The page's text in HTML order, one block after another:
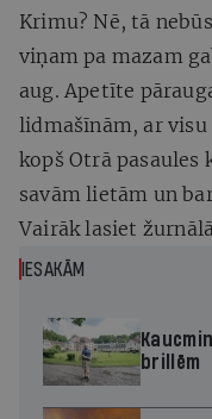
Krimu? Nē, tā
viņam pa mazam
aug. Apetīte
lidmašīnām, ar
kopš Otrā
savām lietām un
Vairāk lasiet žurnālā
IESAKĀM
brillēm